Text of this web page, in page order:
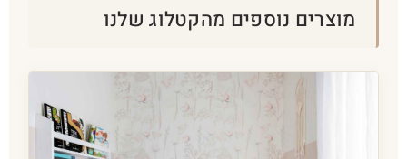
מוצרים נוספים מהקטלוג שלנו